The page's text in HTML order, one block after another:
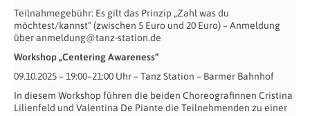
Teilnahmegebühr: Es gilt das Prinzip „Zahl was du
möchtest/kannst“ (zwischen 5 Euro und 20 Euro) – Anmeldung
über anmeldung@tanz-station.de
Workshop „Centering Awareness“
09.10.2025 – 19:00–21:00 Uhr – Tanz Station – Barmer Bahnhof
In diesem Workshop führen die beiden Choreografinnen Cristina
Lilienfeld und Valentina De Piante die Teilnehmenden zu einer